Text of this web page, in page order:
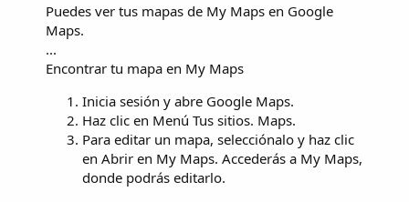
Puedes ver tus mapas de My Maps en Google
Maps.
...
Encontrar tu mapa en My Maps
Inicia sesión y abre Google Maps.
Haz clic en Menú Tus sitios. Maps.
Para editar un mapa, selecciónalo y haz clic
en Abrir en My Maps. Accederás a My Maps,
donde podrás editarlo.